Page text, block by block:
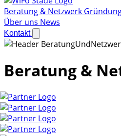
Beratung & Netzwerk
Über uns News
Kontakt
Beratung &